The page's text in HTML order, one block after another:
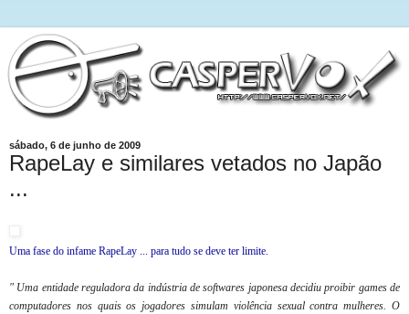
sábado, 6 de junho de 2009
RapeLay e similares vetados no Japão
...
Uma fase do infame RapeLay ... para tudo se deve ter limite.
" Uma entidade reguladora da indústria de softwares japonesa decidiu proibir games de
computadores nos quais os jogadores simulam violência sexual contra mulheres. O